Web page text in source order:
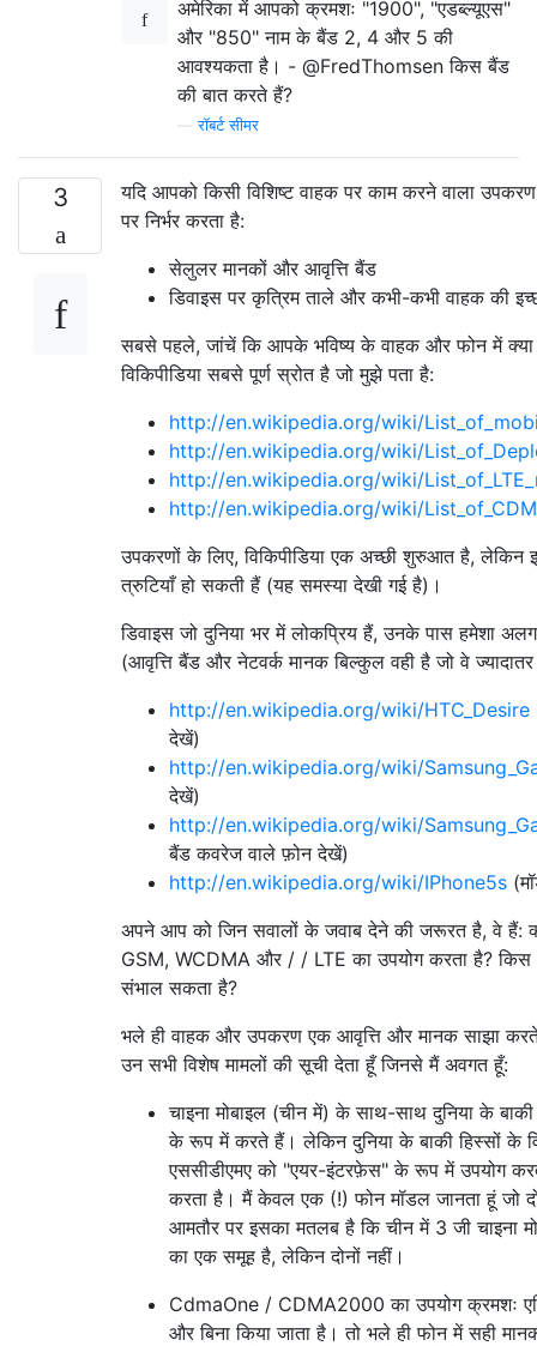
अमेरिका में आपको क्रमशः "1900", "एडब्ल्यूएस"
और "850" नाम के बैंड 2, 4 और 5 की
आवश्यकता है। - @FredThomsen किस बैंड
की बात करते हैं?
—रॉबर्ट सीमर
3
यदि आपको किसी विशिष्ट वाहक पर काम करने वाला उपकरण
पर निर्भर करता है:
सेलुलर मानकों और आवृत्ति बैंड
डिवाइस पर कृत्रिम ताले और कभी-कभी वाहक की
सबसे पहले, जांचें कि आपके भविष्य के वाहक और फोन में क्या
विकिपीडिया सबसे पूर्ण स्रोत है जो मुझे पता है:
http://en.wikipedia.org/wiki/
http://en.wikipedia.org/wiki/
http://en.wikipedia.org/wiki/
http://en.wikipedia.org/wiki/
उपकरणों के लिए, विकिपीडिया एक अच्छी शुरुआत है,
त्रुटियाँ हो सकती हैं (यह समस्या देखी गई है)।
डिवाइस जो दुनिया भर में लोकप्रिय हैं, उनके पास हमेशा
(आवृत्ति बैंड और नेटवर्क मानक बिल्कुल वही है जो वे
http://en.wikipedia.org/wiki/HTC_Desire
देखें)
http://en.wikipedia.org/wiki/
देखें)
http://en.wikipedia.org/wiki/
बैंड कवरेज वाले फ़ोन देखें)
http://en.wikipedia.org/wiki/IPhone5s
अपने आप को जिन सवालों के जवाब देने की जरूरत है, वे हैं:
GSM, WCDMA और / / LTE का उपयोग करता है? किस
संभाल सकता है?
भले ही वाहक और उपकरण एक आवृत्ति और मानक साझा
उन सभी विशेष मामलों की सूची देता हूँ जिनसे मैं अवगत हूँ:
चाइना मोबाइल (चीन में) के साथ-साथ दुनिया के
के रूप में करते हैं। लेकिन दुनिया के बाकी हिस्सों के
एससीडीएमए को "एयर-इंटरफ़ेस" के रूप में उपयोग
करता है। मैं केवल एक (!) फोन मॉडल जानता हूं जो
आमतौर पर इसका मतलब है कि चीन में 3 जी चाइना
का एक समूह है, लेकिन दोनों नहीं।
CdmaOne / CDMA2000 का उपयोग क्रमशः
और बिना किया जाता है। तो भले ही फोन में सही